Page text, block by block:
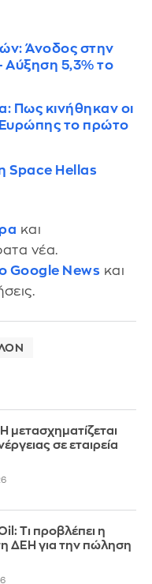
Άνοδος στην
Αύξηση 5,3% το
Πως κινήθηκαν οι
το πρώτο
Space Hellas
και
νέα.
Google News και
μετασχηματίζεται
σε εταιρεία
Τι προβλέπει η
ΔΕΗ για την πώληση